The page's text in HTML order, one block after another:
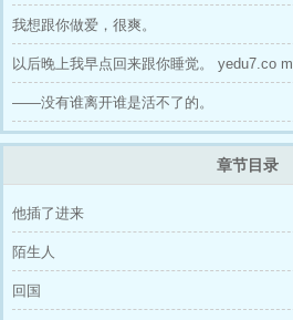
我想跟你做爱，很爽。
以后晚上我早点回来跟你睡觉。 yedu7.co m
——没有谁离开谁是活不了的。
章节目录
他插了进来
陌生人
回国